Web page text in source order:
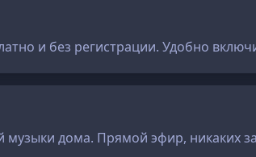
и без регистрации. Удобно
дома. Прямой эфир, никаких